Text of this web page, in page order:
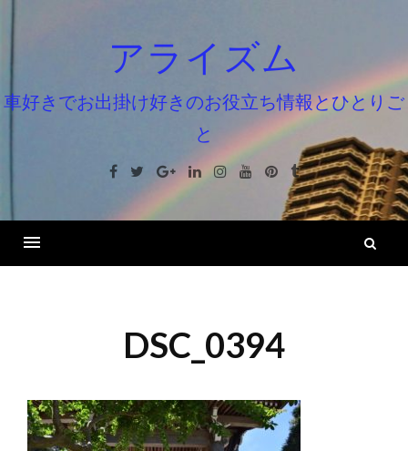
ン
ツ
ッ
アライズム
車好きでお出掛け好きのお役立ち情報とひとりご
と
Facebook
TwitterGoogle+LinkedinInstagramYoutube
Pinterest
Tumblr
DSC_0394